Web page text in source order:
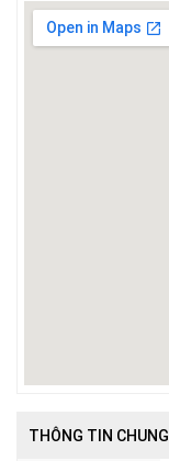
THÔNG TIN CHUNG